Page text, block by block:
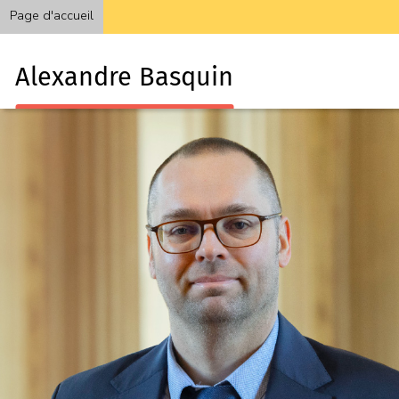
Page d'accueil
Alexandre Basquin